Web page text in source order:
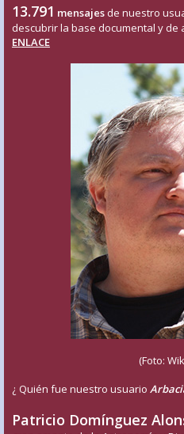
13.791 mensajes de nuestro
descubrir la base documental y
ENLACE
(Foto:
¿ Quién fue nuestro usuario
Patricio Domínguez